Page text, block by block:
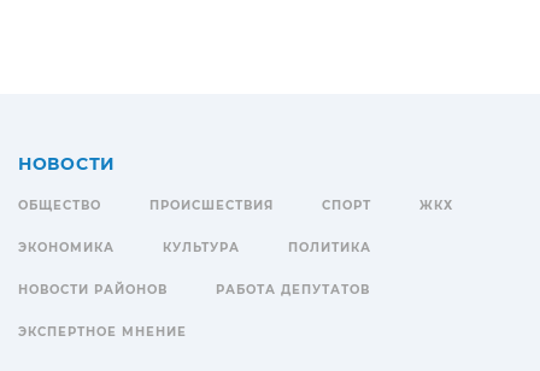
НОВОСТИ
ОБЩЕСТВО ПРОИСШЕСТВИЯ СПОРТ ЖКХ
ЭКОНОМИКА КУЛЬТУРА ПОЛИТИКА
НОВОСТИ РАЙОНОВ РАБОТА ДЕПУТАТОВ
ЭКСПЕРТНОЕ МНЕНИЕ